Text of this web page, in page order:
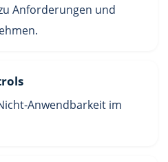
Anforderungen und
Anwendbarkeit im